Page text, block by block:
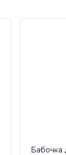
Бабочка